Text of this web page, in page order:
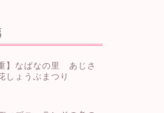
】なばなの里 あじさ
しょうぶまつり